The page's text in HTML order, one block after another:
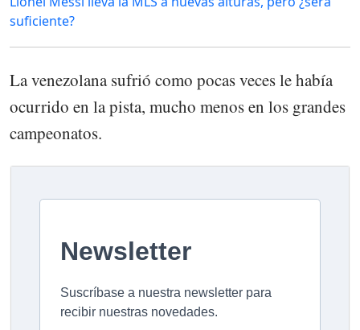
suficiente?
La venezolana sufrió como pocas veces le había
ocurrido en la pista, mucho menos en los grandes
campeonatos.